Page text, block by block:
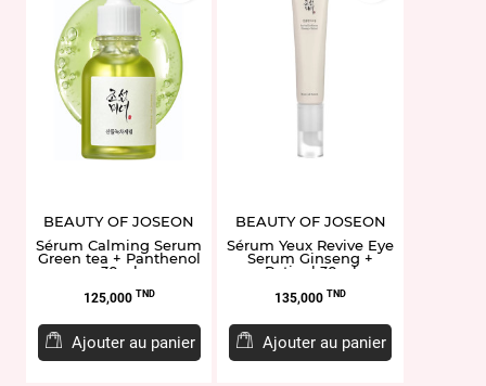
BEAUTY OF JOSEON
Sérum Calming Serum
Green tea + Panthenol
30ml
Prix
125,000 TND
Ajouter au panier
BEAUTY OF JOSEON
Sérum Yeux Revive Eye
Serum Ginseng +
Retinal 30ml
Prix
135,000 TND
Ajouter au panier